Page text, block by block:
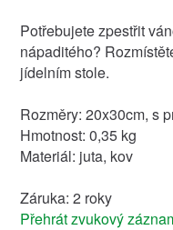
Potřebujete zpestřit
nápaditého?
jídelním stole.
Rozměry: 20x30cm, s
Hmotnost: 0,35 kg
Materiál: juta, kov
Záruka: 2 roky
Přehrát zvukový